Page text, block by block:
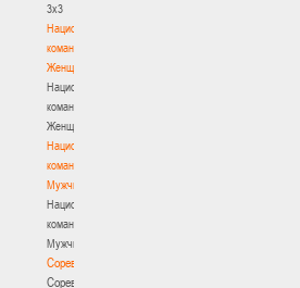
3х3
Национальная
команда.
Женщины
Национальная
команда.
Женщины
Национальная
команда.
Мужчины
Национальная
команда.
Мужчины
Соревнования
Соревнования